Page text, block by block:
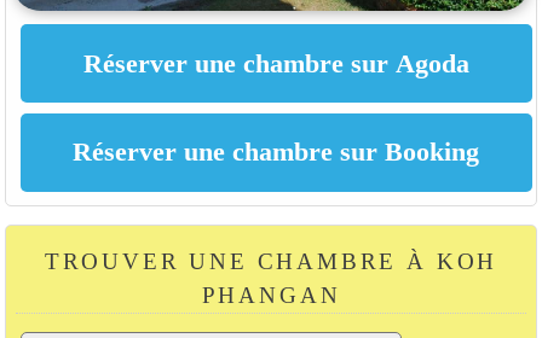
TROUVER UNE CHAMBRE À KOH
PHANGAN